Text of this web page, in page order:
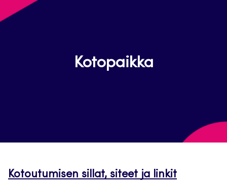
Kotopaikka
Kotoutumisen sillat, siteet ja linkit